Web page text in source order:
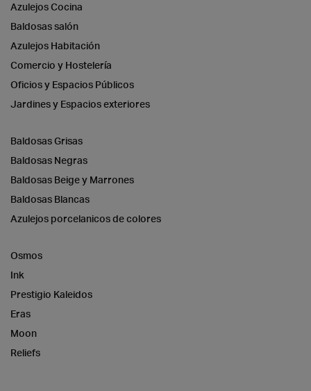
Azulejos Cocina
Baldosas salón
Azulejos Habitación
Comercio y Hostelería
Oficios y Espacios Públicos
Jardines y Espacios exteriores
Baldosas Grisas
Baldosas Negras
Baldosas Beige y Marrones
Baldosas Blancas
Azulejos porcelanicos de colores
Osmos
Ink
Prestigio Kaleidos
Eras
Moon
Reliefs